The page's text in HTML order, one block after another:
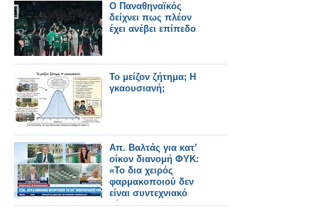
Ο Παναθηναϊκός
δείχνει πως πλέον
έχει ανέβει επίπεδο
Το μείζον ζήτημα; Η
γκαουσιανή;
Απ. Βαλτάς για κατ’
οίκον διανομή ΦΥΚ:
«To δια χειρός
φαρμακοποιού δεν
είναι συντεχνιακό
ζήτημα» (video)